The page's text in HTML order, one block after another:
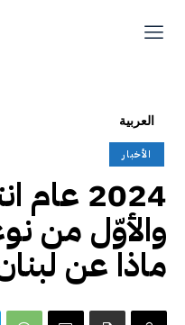
العربية
الأخبار
2024
والأوّل من
ماذا عن